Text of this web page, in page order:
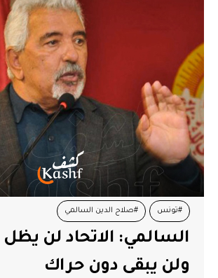
#تونس #صلاح الدين السالمي
السالمي: الاتحاد لن
ولن يبقى دون حراك